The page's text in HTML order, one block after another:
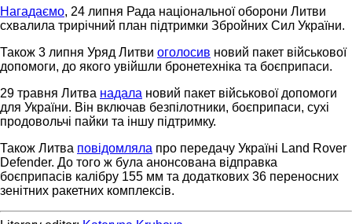
Нагадаємо, 24 липня Рада національної оборони Литви
схвалила трирічний план підтримки Збройних Сил України.
Також 3 липня Уряд Литви оголосив новий пакет військової
допомоги, до якого увійшли бронетехніка та боєприпаси.
29 травня Литва надала новий пакет військової допомоги
для України. Він включав безпілотники, боєприпаси, сухі
продовольчі пайки та іншу підтримку.
Також Литва повідомляла про передачу Україні Land Rover
Defender. До того ж була анонсована відправка
боєприпасів калібру 155 мм та додаткових 36 переносних
зенітних ракетних комплексів.